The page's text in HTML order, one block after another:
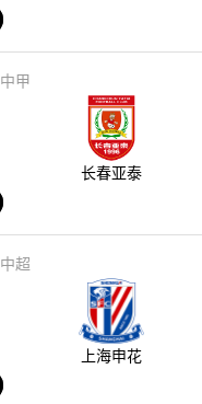
中甲
长春亚泰
中超
上海申花